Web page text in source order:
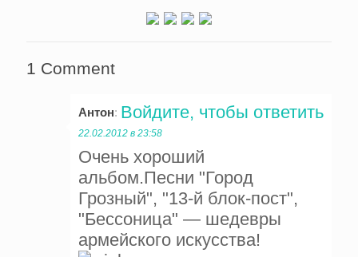
1 Comment
Антон:
22.02.2012 в 23:58
Очень хороший
альбом.Песни "Город
Грозный", "13-й блок-пост",
"Бессоница" — шедевры
армейского искусства!
Войдите, чтобы ответить